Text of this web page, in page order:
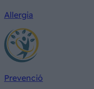
Allergia
Prevenció